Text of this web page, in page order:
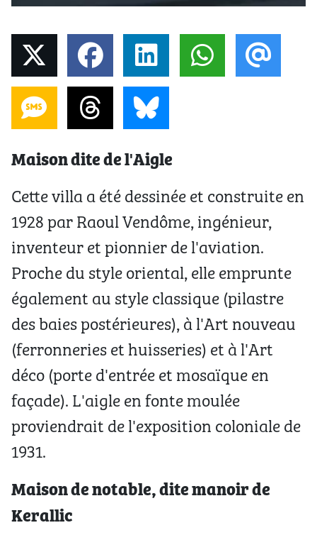
Maison dite de l'Aigle
Cette villa a été dessinée et construite en
1928 par Raoul Vendôme, ingénieur,
inventeur et pionnier de l'aviation.
Proche du style oriental, elle emprunte
également au style classique (pilastre
des baies postérieures), à l'Art nouveau
(ferronneries et huisseries) et à l'Art
déco (porte d'entrée et mosaïque en
façade). L'aigle en fonte moulée
proviendrait de l'exposition coloniale de
1931.
Maison de notable, dite manoir de
Kerallic